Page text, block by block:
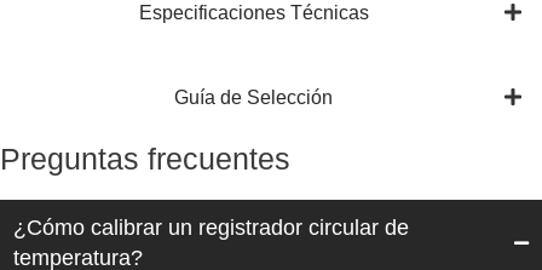
Especificaciones Técnicas
Guía de Selección
Preguntas frecuentes
¿Cómo calibrar un registrador circular de
temperatura?